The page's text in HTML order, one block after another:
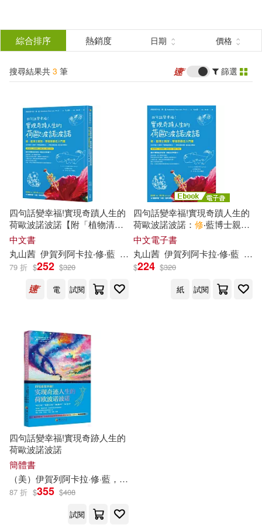
結
分類 (單選)
所有商品(3) 圖書(2)
電子書(1)
作者 (可複選)
丸山茜(2)
伊賀列阿卡拉‧修‧藍(2)
（美）伊賀列阿卡拉·修·藍，（日）
出版社 (可複選)
方智(2)
配送方式 (可複選)
可超商取貨(2)
綜合排序 熱銷度 日期 價格
搜尋結果共 3 筆 篩選
四句話變幸福!實現奇蹟人生的
荷歐波諾波諾【附「植物清理
卡」】：
限最佳入門書
中文書
丸山茜 伊賀列阿卡拉‧修‧藍 邱心柔
79 折 $252 $320
電
試閱
四句話變幸福!實現奇蹟人生的
荷歐波諾波諾： 修‧藍博士親
授，零極限最佳入門書 (電子
書)
中文電子書
丸山茜 伊賀列阿卡拉‧修‧藍 邱
$224 $320
紙
試閱
四句話變幸福!實現奇跡人生的
荷歐波諾波諾
簡體書
（美） 伊賀列阿卡拉·修·藍 ，（日）
87 折 $355 $408
試閱